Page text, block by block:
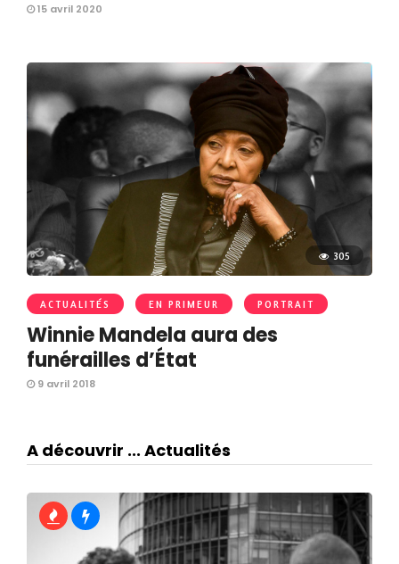
15 avril 2020
305
ACTUALITÉS EN PRIMEUR PORTRAIT
Winnie Mandela aura des
funérailles d’État
9 avril 2018
A découvrir ... Actualités